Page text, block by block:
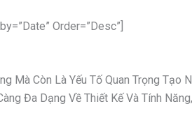
Order=”desc”]
Mà Còn Là Yếu Tố Quan Trọng
Đa Dạng Về Thiết Kế Và Tính